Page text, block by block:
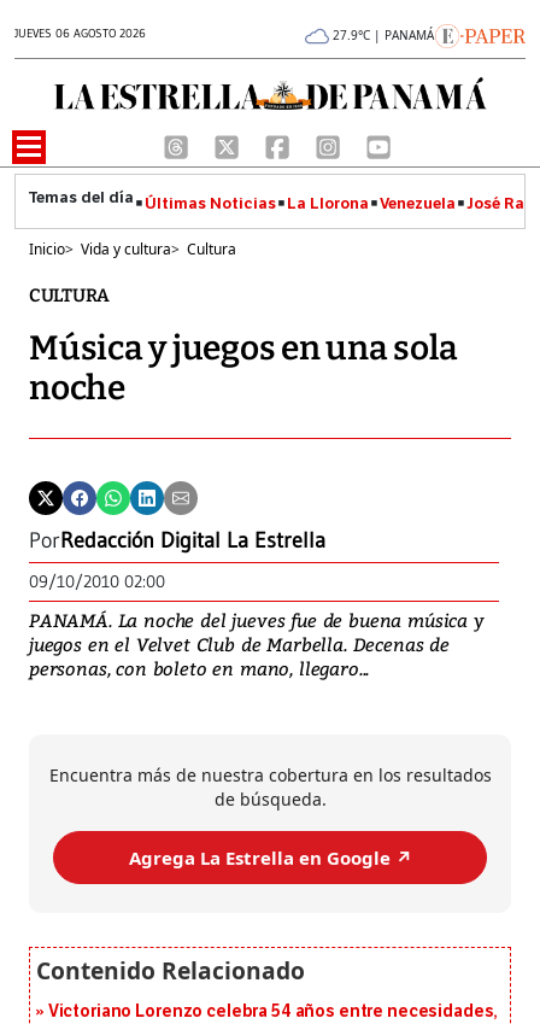
JUEVES 06 AGOSTO 2026 27.9°C | PANAMÁ
Últimas Noticias La Llorona Venezuela José
Inicio> Vida y cultura> Cultura
CULTURA
Música y juegos en una sola
noche
PorRedacción Digital La Estrella
09/10/2010 02:00
PANAMÁ. La noche del jueves fue de buena música y
juegos en el Velvet Club de Marbella. Decenas de
personas, con boleto en mano, llegaro...
Encuentra más de nuestra cobertura en los resultados
de búsqueda.
Agrega La Estrella en Google ↗️
Victoriano Lorenzo celebra 54 años entre necesidades,